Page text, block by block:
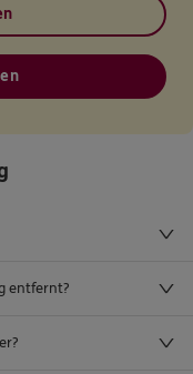
entfernt?